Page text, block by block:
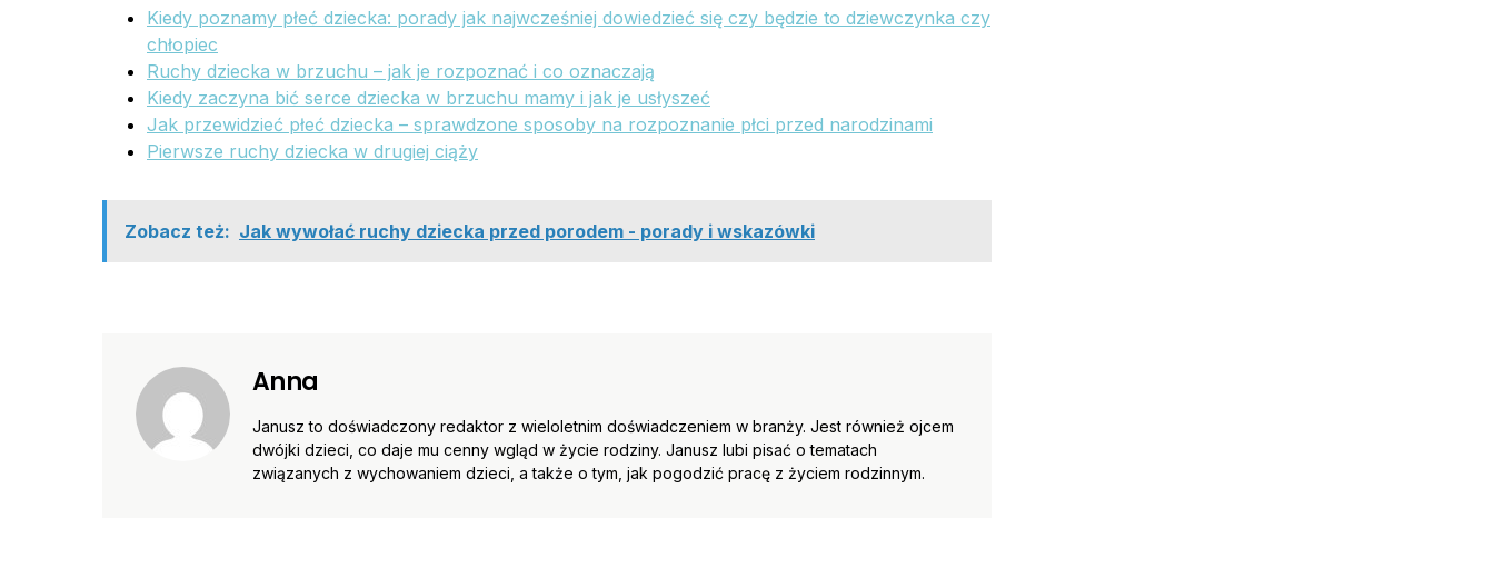
Kiedy poznamy płeć dziecka: porady jak najwcześniej dowiedzieć się czy będzie to dziewczynka czy
chłopiec
Ruchy dziecka w brzuchu – jak je rozpoznać i co oznaczają
Kiedy zaczyna bić serce dziecka w brzuchu mamy i jak je usłyszeć
Jak przewidzieć płeć dziecka – sprawdzone sposoby na rozpoznanie płci przed narodzinami
Pierwsze ruchy dziecka w drugiej ciąży
Zobacz też: Jak wywołać ruchy dziecka przed porodem - porady i wskazówki
Anna
Janusz to doświadczony redaktor z wieloletnim doświadczeniem w branży. Jest również ojcem
dwójki dzieci, co daje mu cenny wgląd w życie rodziny. Janusz lubi pisać o tematach
związanych z wychowaniem dzieci, a także o tym, jak pogodzić pracę z życiem rodzinnym.